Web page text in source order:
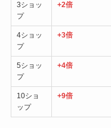
3ショッ
プ
+2倍
4ショッ
プ
+3倍
5ショッ
プ
+4倍
10ショ
ップ
+9倍